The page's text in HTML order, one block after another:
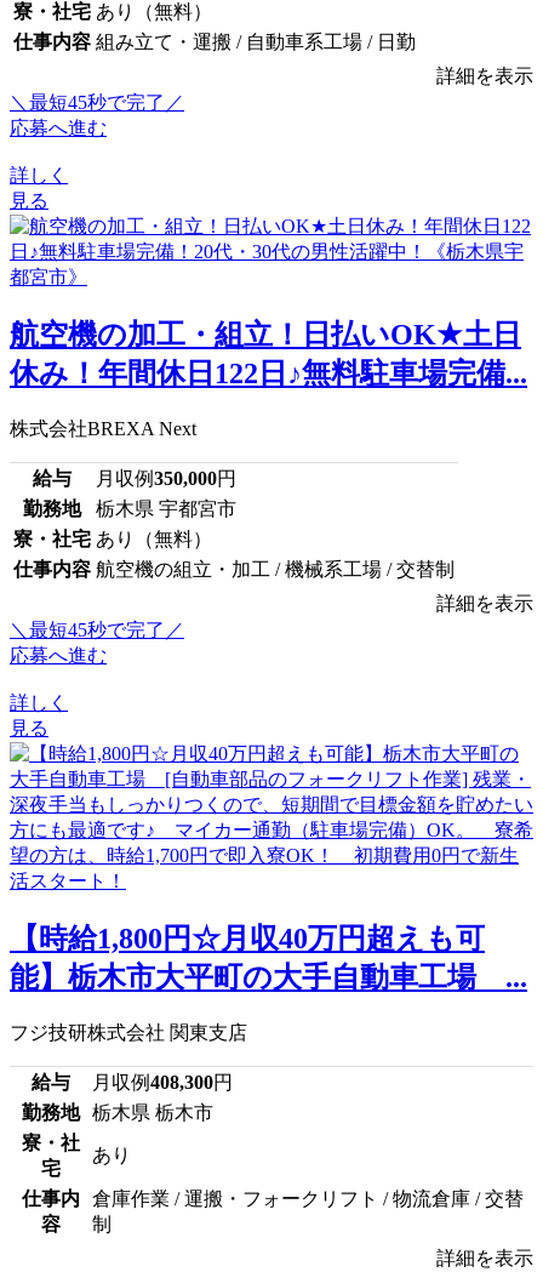
寮・社宅 あり（無料）
仕事内容 組み立て・運搬 / 自動車系工場 / 日勤
詳細を表示
＼最短45秒で完了／
応募へ進む
詳しく
見る
航空機の加工・組立！日払いOK★土日
休み！年間休日122日♪無料駐車場完備...
株式会社BREXA Next
給与 月収例350,000円
勤務地
栃木県 宇都宮市
寮・社宅 あり（無料）
仕事内容 航空機の組立・加工 / 機械系工場 / 交替制
詳細を表示
＼最短45秒で完了／
応募へ進む
詳しく
見る
【時給1,800円☆月収40万円超えも可
能】栃木市大平町の大手自動車工場 ...
フジ技研株式会社 関東支店
給与 月収例408,300円
勤務地
栃木県 栃木市
寮・社
宅
あり
仕事内
容
倉庫作業 / 運搬・フォークリフト / 物流倉庫 / 交替
制
詳細を表示